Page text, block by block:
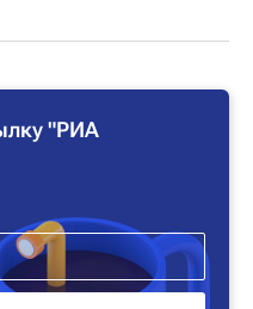
"РИА